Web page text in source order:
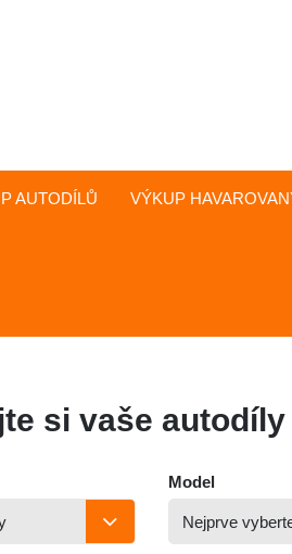
AUTODÍLŮ VÝKUP
si vaše autodíly
Model